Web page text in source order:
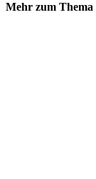
Mehr zum Thema